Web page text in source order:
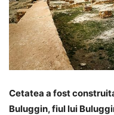
Cetatea a fost
Buluggin, fiul lui